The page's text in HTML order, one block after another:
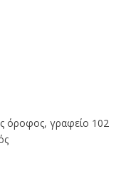
όροφος, γραφείο 102